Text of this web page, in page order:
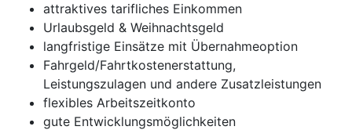
attraktives tarifliches Einkommen
Urlaubsgeld & Weihnachtsgeld
langfristige Einsätze mit Übernahmeoption
Fahrgeld/Fahrtkostenerstattung,
Leistungszulagen und andere Zusatzleistungen
flexibles Arbeitszeitkonto
gute Entwicklungsmöglichkeiten